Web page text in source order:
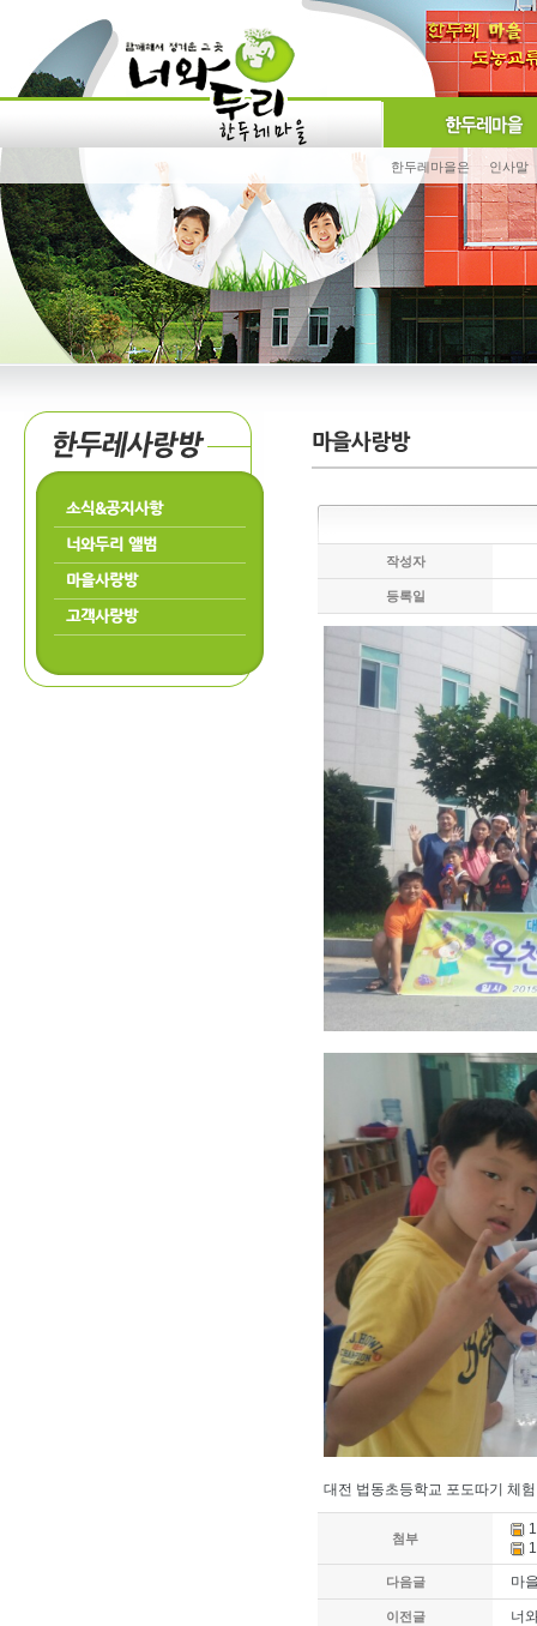
한두레마을은 인사말
소식&공지사항
너와두리 앨범
마을사랑방
고객사랑방
작성자
등록일
대전 법동초등학교 포도따기 체
첨부
다음글 마
이전글 너